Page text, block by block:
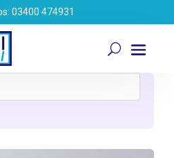
03400 474931